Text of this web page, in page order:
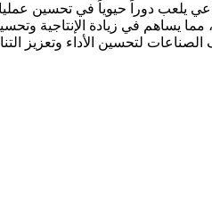
يلعب دوراً حيوياً في تحسين
مما يساهم في زيادة الإنتاجية
لتحسين الأداء وتعزيز